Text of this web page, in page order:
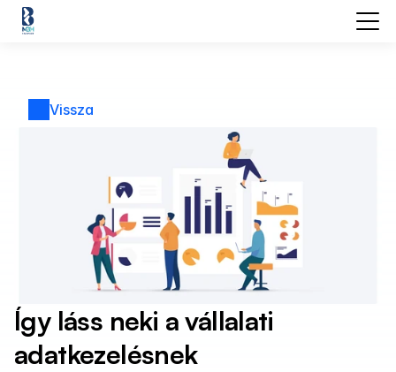
Vissza
Így láss neki a vállalati
adatkezelésnek